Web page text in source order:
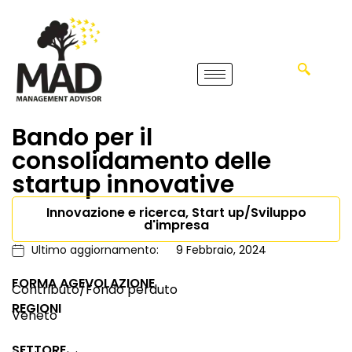
Bando per il
consolidamento delle
startup innovative
Innovazione e ricerca, Start up/Sviluppo
d'impresa
Ultimo aggiornamento: 9 Febbraio, 2024
FORMA AGEVOLAZIONE
Contributo/Fondo perduto
REGIONI
Veneto